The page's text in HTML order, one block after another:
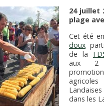
CEPM
24 juillet
plage
Cet été
doux
de la
aux 2
dans les